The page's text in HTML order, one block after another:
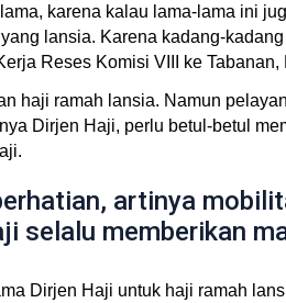
karena kalau lama-lama ini
lansia. Karena kadang-
Reses Komisi VIII ke Tabanan,
haji ramah lansia. Namun
Dirjen Haji, perlu betul-betul
artinya
selalu memberikan
Dirjen Haji untuk haji ramah